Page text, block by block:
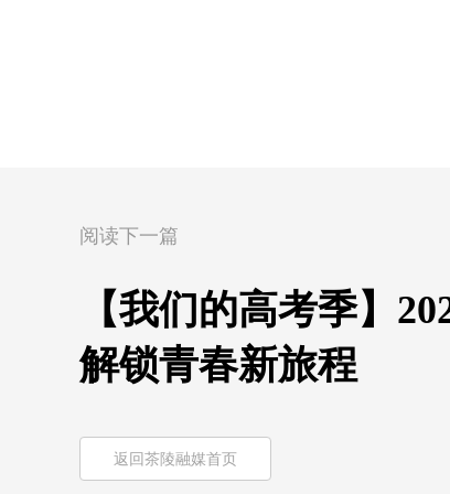
阅读下一篇
【我们的高考季】
解锁青春新旅程
返回茶陵融媒首页